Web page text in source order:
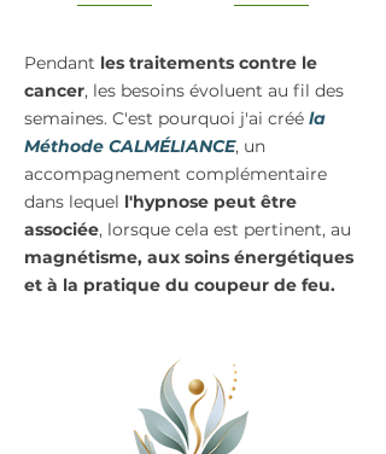
Pendant les traitements contre le
cancer, les besoins évoluent au fil des
semaines. C'est pourquoi j'ai créé la
Méthode CALMÉLIANCE, un
accompagnement complémentaire
dans lequel l'hypnose peut être
associée, lorsque cela est pertinent, au
magnétisme, aux soins énergétiques
et à la pratique du coupeur de feu.